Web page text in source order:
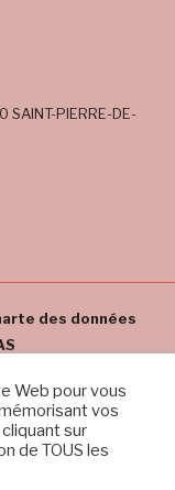
SAINT-PIERRE-DE-
des données
réservés
Web pour vous
vos
sur
de TOUS les